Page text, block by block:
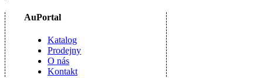
AuPortal
Katalog
Prodejny
O nás
Kontakt